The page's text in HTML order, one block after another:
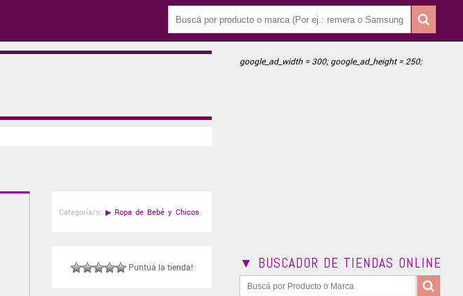
Categoría/s: ▶ Ropa de Bebé y Chicos
Puntuá la tienda!
google_ad_width = 300; google_ad_height = 250;
▼ BUSCADOR DE TIENDAS ONLINE